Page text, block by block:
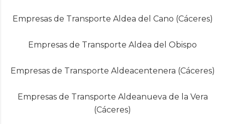
Empresas de Transporte Aldea del Cano (Cáceres)
Empresas de Transporte Aldea del Obispo
Empresas de Transporte Aldeacentenera (Cáceres)
Empresas de Transporte Aldeanueva de la Vera
(Cáceres)